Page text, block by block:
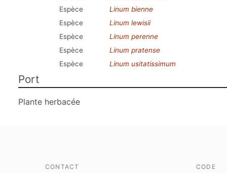
Espèce
Linum bienne
Espèce
Linum lewisii
Espèce
Linum perenne
Espèce
Linum pratense
Espèce
Linum usitatissimum
Port
Plante herbacée
CONTACT CODE